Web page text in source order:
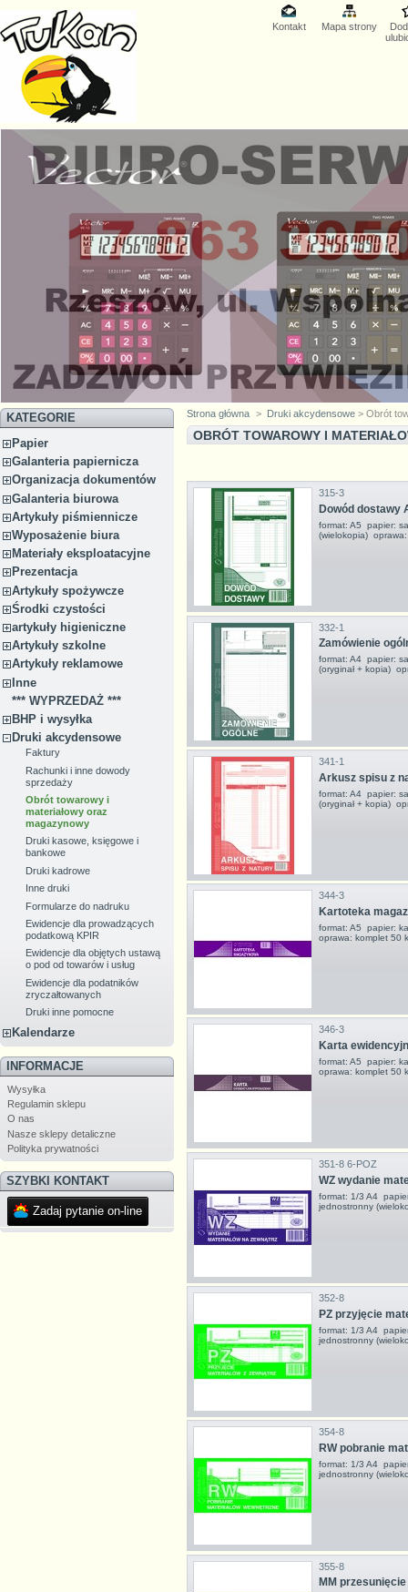
Kontakt Mapa strony
KATEGORIE
Papier
Galanteria papiernicza
Organizacja dokumentów
Galanteria biurowa
Artykuły piśmiennicze
Wyposażenie biura
Materiały eksploatacyjne
Prezentacja
Artykuły spożywcze
Środki czystości
artykuły higieniczne
Artykuły szkolne
Artykuły reklamowe
Inne
*** WYPRZEDAŻ ***
BHP i wysyłka
Druki akcydensowe
Faktury
Rachunki i inne dowody
sprzedaży
Obrót towarowy i
materiałowy oraz
magazynowy
Druki kasowe, księgowe i
bankowe
Druki kadrowe
Inne druki
Formularze do nadruku
Ewidencje dla prowadzących
podatkową KPIR
Ewidencje dla objętych ustawą
o pod od towarów i usług
Ewidencje dla podatników
zryczałtowanych
Druki inne pomocne
Kalendarze
INFORMACJE
Wysyłka
Regulamin sklepu
O nas
Nasze sklepy detaliczne
Polityka prywatności
SZYBKI KONTAKT
Zadaj pytanie on-line
Strona główna > Druki akcydensowe > Obrót
OBRÓT TOWAROWY I
315-3
Dowód dostawy
format: A5 papier:
(wielokopia)
332-1
Zamówienie
format: A4 papier:
(oryginał + kopia)
341-1
Arkusz spisu z
format: A4 papier:
(oryginał + kopia)
344-3
Kartoteka
format: A5 papier:
oprawa: komplet 50
346-3
Karta
format: A5 papier:
oprawa: komplet 50
351-8 6-POZ
WZ wydanie
format: 1/3 A4
jednostronny
352-8
PZ przyjęcie
format: 1/3 A4
jednostronny
354-8
RW pobranie
format: 1/3 A4
jednostronny
355-8
MM